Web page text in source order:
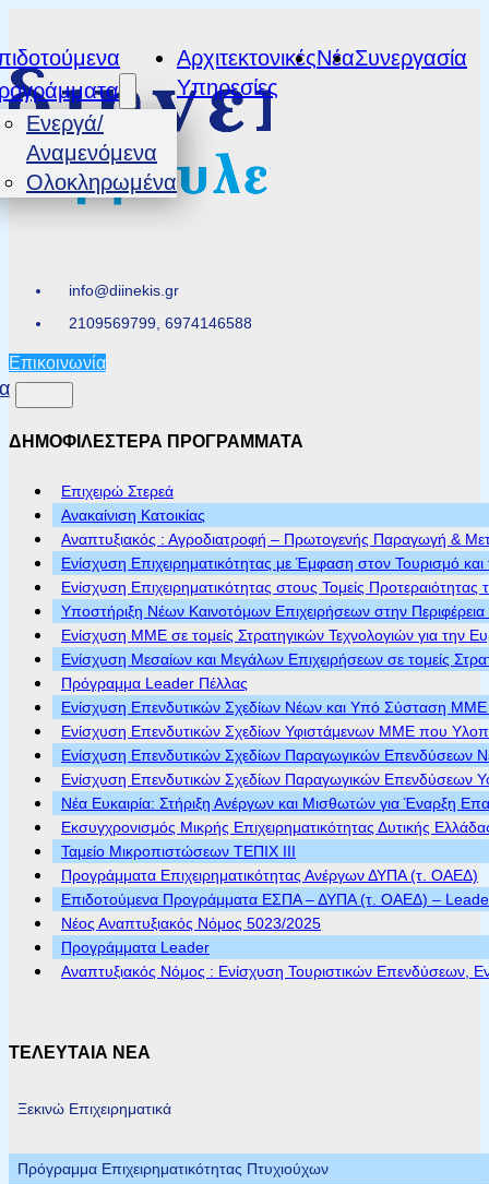
info@diinekis.gr
2109569799, 6974146588
Επικοινωνία
Ενεργά/
Αναμενόμενα
Ολοκληρωμένα
Αρχιτεκτονικές
Υπηρεσίες
ΝέαΣυνεργασία
ΔΗΜΟΦΙΛΕΣΤΕΡΑ ΠΡΟΓΡΑΜΜΑΤΑ
Επιχειρώ Στερεά
Ανακαίνιση Κατοικίας
Αναπτυξιακός : Αγροδιατροφή – Πρωτογενής Παραγωγή &
Ενίσχυση Επιχειρηματικότητας με Έμφαση στον Τουρισμό
Ενίσχυση Επιχειρηματικότητας στους Τομείς Προτεραιότητας
Υποστήριξη Νέων Καινοτόμων Επιχειρήσεων στην
Ενίσχυση ΜΜΕ σε τομείς Στρατηγικών Τεχνολογιών για την
Ενίσχυση Μεσαίων και Μεγάλων Επιχειρήσεων σε τομείς
Πρόγραμμα Leader Πέλλας
Ενίσχυση Επενδυτικών Σχεδίων Νέων και Υπό Σύσταση ΜΜΕ
Ενίσχυση Επενδυτικών Σχεδίων Υφιστάμενων ΜΜΕ που
Ενίσχυση Επενδυτικών Σχεδίων Παραγωγικών Επενδύσεων
Ενίσχυση Επενδυτικών Σχεδίων Παραγωγικών Επενδύσεων
Νέα Ευκαιρία: Στήριξη Ανέργων και Μισθωτών για Έναρξη
Εκσυγχρονισμός Μικρής Επιχειρηματικότητας Δυτικής
Ταμείο Μικροπιστώσεων ΤΕΠΙΧ ΙΙΙ
Προγράμματα Επιχειρηματικότητας Ανέργων ΔΥΠΑ (τ. ΟΑΕΔ)
Επιδοτούμενα Προγράμματα ΕΣΠΑ – ΔΥΠΑ (τ. ΟΑΕΔ) – Leader
Νέος Αναπτυξιακός Νόμος 5023/2025
Προγράμματα Leader
Αναπτυξιακός Νόμος : Ενίσχυση Τουριστικών Επενδύσεων,
ΤΕΛΕΥΤΑΙΑ ΝΕΑ
Ξεκινώ Επιχειρηματικά
Πρόγραμμα Επιχειρηματικότητας Πτυχιούχων